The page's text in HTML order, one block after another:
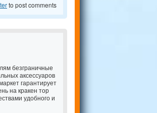
to post comments
безграничные
аксессуаров
гарантирует
на кракен тор
удобного и